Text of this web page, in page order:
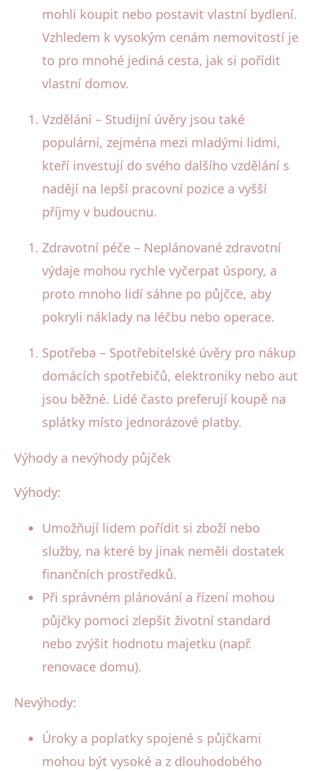
mohli koupit nebo postavit vlastní bydlení.
Vzhledem k vysokým cenám nemovitostí je
to pro mnohé jediná cesta, jak si pořídit
vlastní domov.
Vzdělání – Studijní úvěry jsou také
populární, zejména mezi mladými lidmi,
kteří investují do svého dalšího vzdělání s
nadějí na lepší pracovní pozice a vyšší
příjmy v budoucnu.
Zdravotní péče – Neplánované zdravotní
výdaje mohou rychle vyčerpat úspory, a
proto mnoho lidí sáhne po půjčce, aby
pokryli náklady na léčbu nebo operace.
Spotřeba – Spotřebitelské úvěry pro nákup
domácích spotřebičů, elektroniky nebo aut
jsou běžné. Lidé často preferují koupě na
splátky místo jednorázové platby.
Výhody a nevýhody půjček
Výhody:
Umožňují lidem pořídit si zboží nebo
služby, na které by jinak neměli dostatek
finančních prostředků.
Při správném plánování a řízení mohou
půjčky pomoci zlepšit životní standard
nebo zvýšit hodnotu majetku (např.
renovace domu).
Nevýhody:
Úroky a poplatky spojené s půjčkami
mohou být vysoké a z dlouhodobého